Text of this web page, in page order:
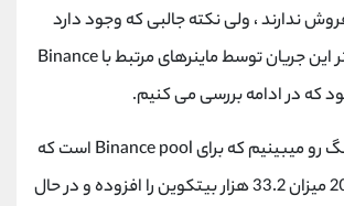
ندارند ، ولی نکته جالبی که وجود دارد
این است که بیشتر این جریان توسط ماینرهای مرتبط با Binance
در چارت خط آبی رنگ رو میبینیم که برای Binance pool است که
از اواسط سال 2020 میزان 33.2 هزار بیتکوین را افزوده و در حال